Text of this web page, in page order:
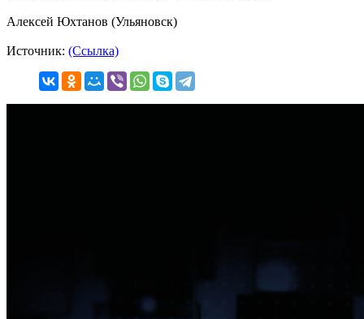
Алексей Юхтанов (Ульяновск)
Источник: (Ссылка)